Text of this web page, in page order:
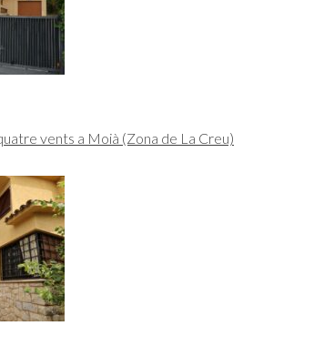
vents a Moià (Zona de La Creu)